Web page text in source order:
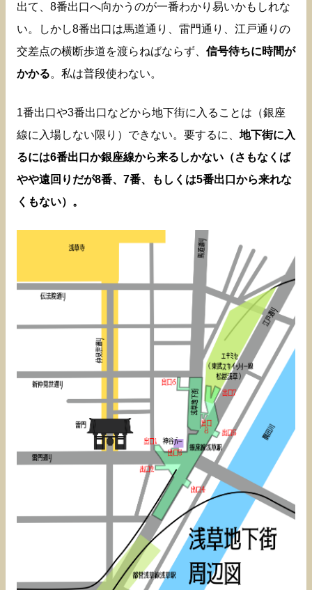
出て、8番出口へ向かうのが一番わかり易いかもしれな
い。しかし8番出口は馬道通り、雷門通り、江戸通りの
交差点の横断歩道を渡らねばならず、 信号待ちに時間が
かかる。私は普段使わない。
1番出口や3番出口などから地下街に入ることは（銀座
線に入場しない限り）できない。要するに、 地下街に入
るには6番出口か銀座線から来るしかない（さもなくば
やや遠回りだが8番、7番、もしくは5番出口から来れな
くもない）。